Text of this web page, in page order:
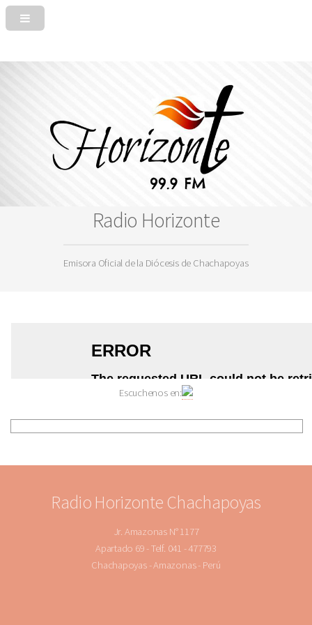
Radio Horizonte
Emisora Oficial de la Diócesis de Chachapoyas
Escuchenos en:
Radio Horizonte Chachapoyas
Jr. Amazonas N° 1177
Apartado 69 - Telf. 041 - 477793
Chachapoyas - Amazonas - Perú